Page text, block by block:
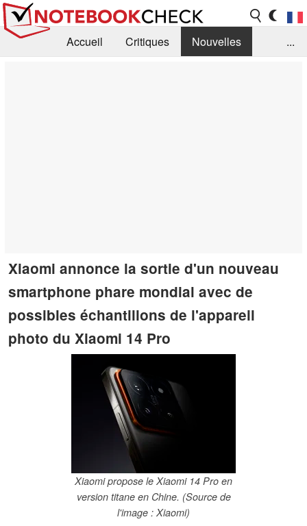
Accueil Critiques
Nouvelles
...
Xiaomi annonce la sortie d'un nouveau
smartphone phare mondial avec de
possibles échantillons de l'appareil
photo du Xiaomi 14 Pro
Xiaomi propose le Xiaomi 14 Pro en
version titane en Chine. (Source de
l'image : Xiaomi)